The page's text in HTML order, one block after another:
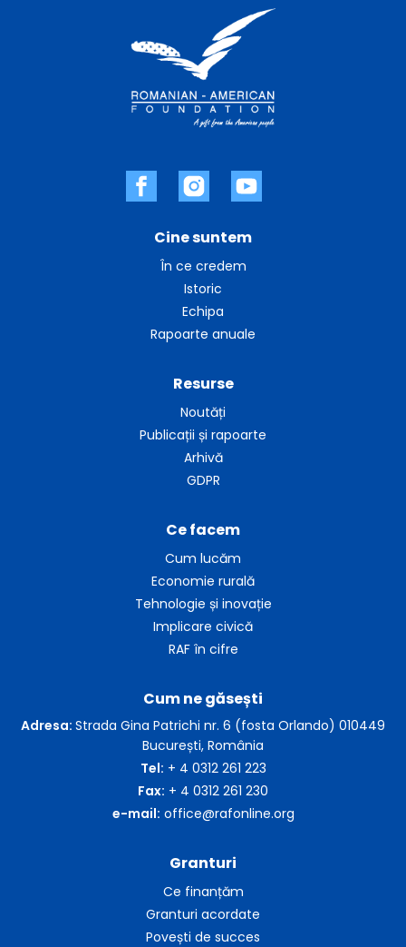
Cine suntem
În ce credem
Istoric
Echipa
Rapoarte anuale
Ce facem
Cum lucăm
Economie rurală
Tehnologie și inovație
Implicare civică
RAF în cifre
Granturi
Ce finanțăm
Granturi acordate
Povești de succes
Resurse
Noutăți
Publicații și rapoarte
Arhivă
GDPR
Cum ne găsești
Adresa: Strada Gina Patrichi nr. 6 (fosta Orlando) 010449
București, România
Tel: + 4 0312 261 223
Fax: + 4 0312 261 230
e-mail: office@rafonline.org